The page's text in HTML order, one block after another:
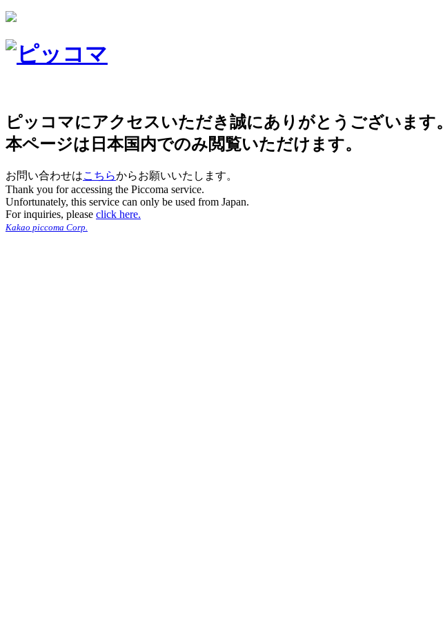
ピッコマにアクセスいただき誠にありがとうございます。
本ページは日本国内でのみ閲覧いただけます。
お問い合わせはこちらからお願いいたします。
Thank you for accessing the Piccoma service.
Unfortunately, this service can only be used from Japan.
For inquiries, please click here.
Kakao piccoma Corp.